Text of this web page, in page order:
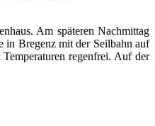
Am späteren Nachmittag
in Bregenz mit der Seilbahn auf
regenfrei. Auf der